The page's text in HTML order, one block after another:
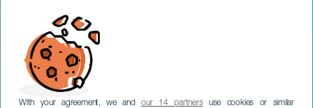
With your agreement, we andour 14 partnersuse cookies or similar